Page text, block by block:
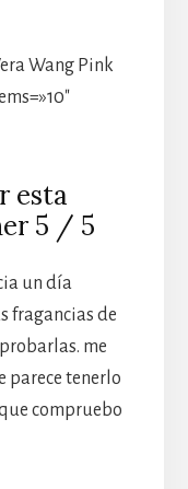
Wang Pink
esta
5 / 5
un día
fragancias de
me
parece tenerlo
compruebo